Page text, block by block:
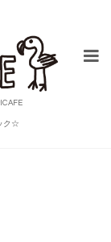
ク☆